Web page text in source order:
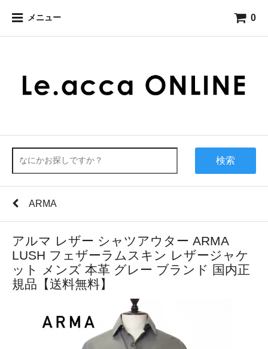
メニュー 0
検索
ARMA
アルマ レザー シャツアウター ARMA
LUSH フェザーラムスキン レザージャケ
ット メンズ 本革 グレー ブランド 国内正
規品【送料無料】